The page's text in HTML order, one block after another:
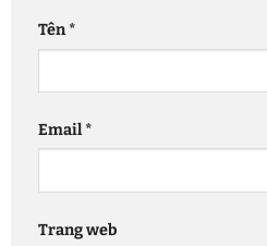
Tên*
Email*
Trang web